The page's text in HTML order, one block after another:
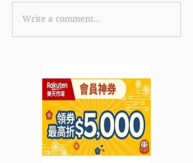
《ITeSHOP 優惠》會員
購買指定產品 可享低至8
Write a comment...